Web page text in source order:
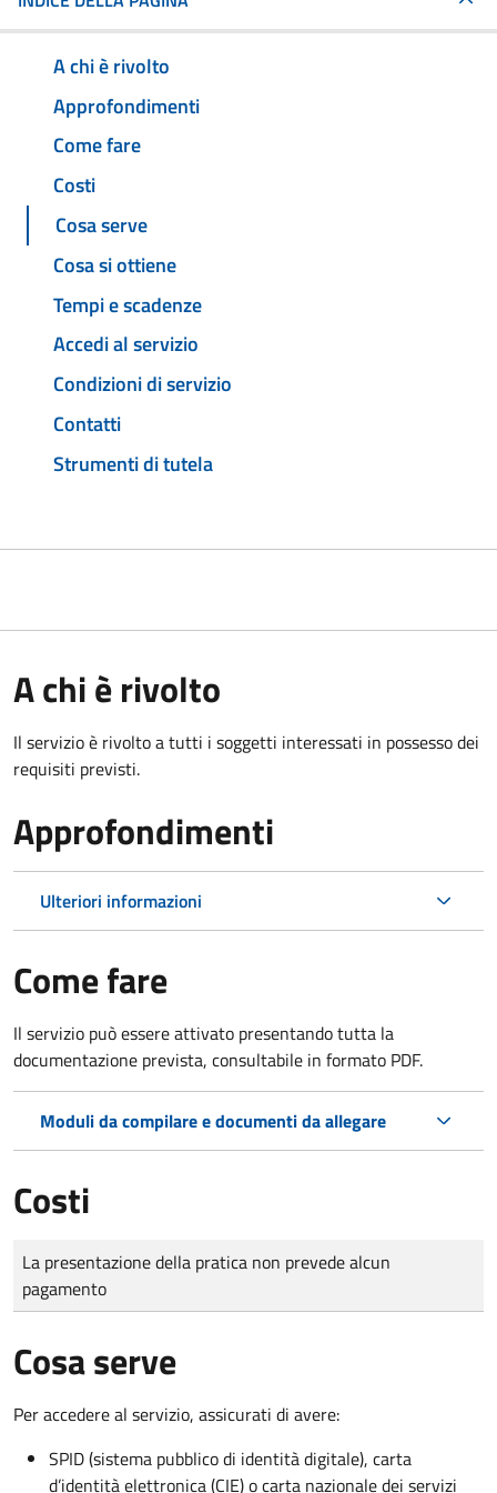
A chi è rivolto
Approfondimenti
Come fare
Costi
Cosa serve
Cosa si ottiene
Tempi e scadenze
Accedi al servizio
Condizioni di servizio
Contatti
Strumenti di tutela
A chi è rivolto
Il servizio è rivolto a tutti i soggetti interessati in possesso dei
requisiti previsti.
Approfondimenti
Ulteriori informazioni
Come fare
Il servizio può essere attivato presentando tutta la
documentazione prevista, consultabile in formato PDF.
Moduli da compilare e documenti da allegare
Costi
Tipo di pagamento
Importo
La presentazione della pratica non prevede alcun
pagamento
Cosa serve
Per accedere al servizio, assicurati di avere:
SPID (sistema pubblico di identità digitale), carta
d’identità elettronica (CIE) o carta nazionale dei servizi